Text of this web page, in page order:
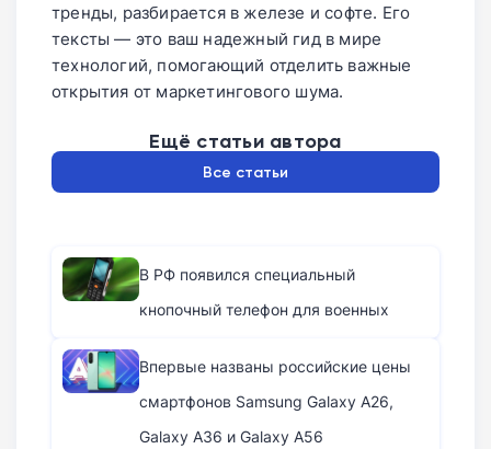
тренды, разбирается в железе и софте. Его
тексты — это ваш надежный гид в мире
технологий, помогающий отделить важные
открытия от маркетингового шума.
Ещё статьи автора
Все статьи
В РФ появился специальный
кнопочный телефон для военных
Впервые названы российские цены
смартфонов Samsung Galaxy A26,
Galaxy A36 и Galaxy A56